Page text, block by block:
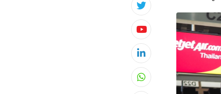
Youtube
LinkedIn
Whatsapp